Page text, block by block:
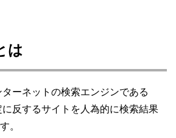
は
ーネットの検索エンジンである
反するサイトを人為的に検索結果
。